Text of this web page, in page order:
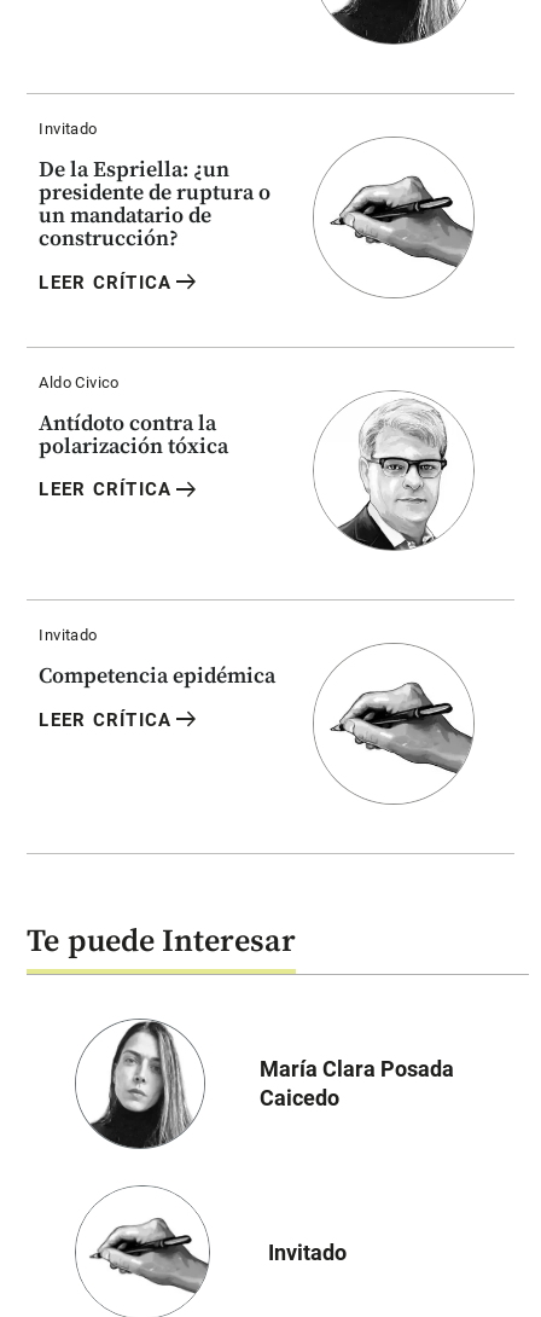
Invitado
De la Espriella: ¿un
presidente de ruptura o
un mandatario de
construcción?
LEER CRÍTICA arrow_right_alt
Aldo Civico
Antídoto contra la
polarización tóxica
LEER CRÍTICA arrow_right_alt
Invitado
Competencia epidémica
LEER CRÍTICA arrow_right_alt
Te puede Interesar
María Clara Posada
Caicedo
Invitado